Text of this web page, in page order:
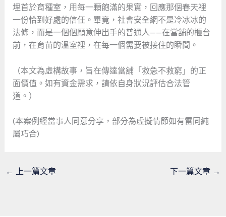
埋首於育種室，用每一顆飽滿的果實，回應那個春天裡
一份恰到好處的信任。畢竟，社會安全網不是冷冰冰的
法條，而是一個個願意伸出手的普通人——在當舖的櫃台
前，在育苗的溫室裡，在每一個需要被接住的瞬間。
（本文為虛構故事，旨在傳達當舖「救急不救窮」的正
面價值。如有資金需求，請依自身狀況評估合法管
道。）
(本案例經當事人同意分享，部分為虛擬情節如有雷同純
屬巧合)
← 上一篇文章 下一篇文章 →